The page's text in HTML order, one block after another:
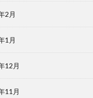
2月
1月
12月
11月